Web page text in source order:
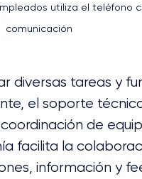
utiliza el teléfono
comunicación
diversas tareas y
el soporte
de
facilita la
información y